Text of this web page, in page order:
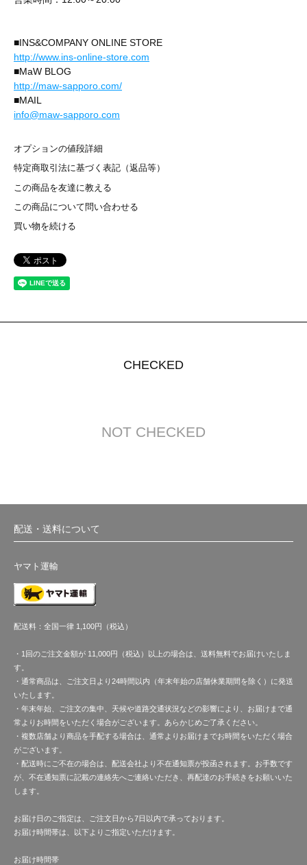
■INS&COMPANY ONLINE STORE
http://www.ins-online-store.com
■MaW BLOG
http://maw-sapporo.com/
■MAIL
info@maw-sapporo.com
オプションの値段詳細
特定商取引法に基づく表記（返品等）
この商品を友達に教える
この商品について問い合わせる
買い物を続ける
CHECKED
NOT CHECKED
配送・送料について
ヤマト運輸
配送料：全国一律 1,100円（税込）
・1回のご注文金額が 11,000円（税込）以上の場合は、送料無料でお届けいたしま
す。
・通常商品は、ご注文日より24時間以内（年末年始の店舗休業期間を除く）に発送
いたします。
・年末年始、ご注文の集中、天候や道路交通状況などの影響により、お届けまで通
常よりお時間をいただく場合がございます。あらかじめご了承ください。
・複数店舗より商品を手配する場合は、通常よりお届けまでお時間をいただく場合
がございます。
・配送時にご不在の場合は、配送会社より不在通知票が投函されます。お手数です
が、不在通知票に記載の連絡先へご連絡いただき、再配達のお手続きをお願いいた
します。
お届け日のご指定は、ご注文日から7日以内で承っております。
お届け時間帯は、以下よりご指定いただけます。
お届け時間帯